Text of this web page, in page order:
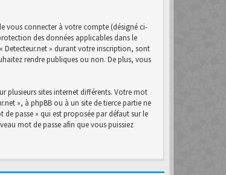
vous connecter à votre compte (désigné ci-
des données applicables dans le
Detecteur.net » durant votre inscription, sont
rendre publiques ou non. De plus, vous
plusieurs sites internet différents. Votre mot
», à phpBB ou à un site de tierce partie ne
passe » qui est proposée par défaut sur le
mot de passe afin que vous puissiez